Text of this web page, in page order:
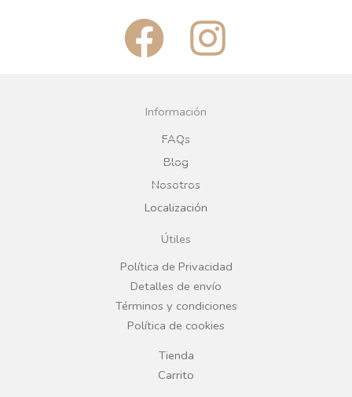
F
a
c
e
b
o
o
k
I
n
g
r
a
Información
FAQs
Blog
Nosotros
Localización
Útiles
Política de Privacidad
Detalles de envío
Términos y condiciones
Política de cookies
Tienda
Carrito